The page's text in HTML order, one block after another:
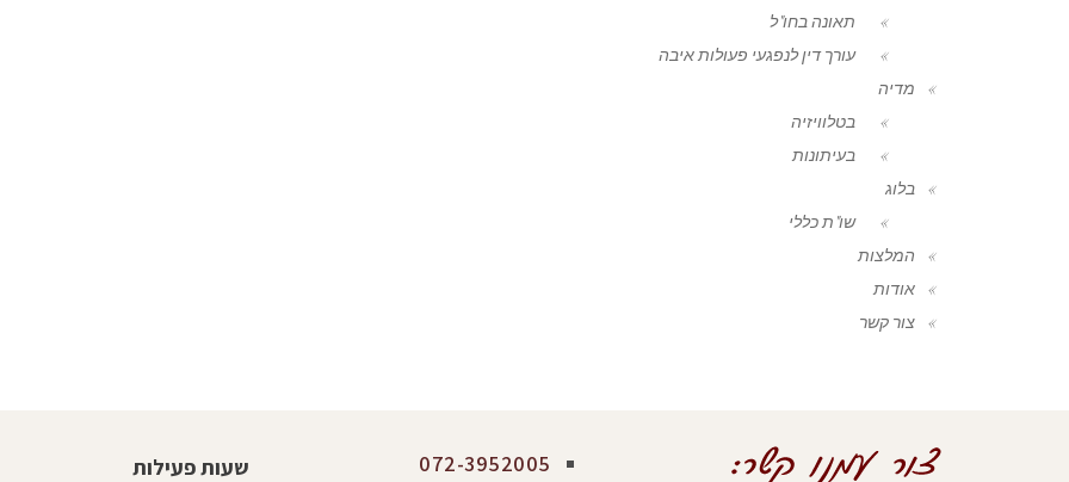
תאונה בחו"ל
עורך דין לנפגעי פעולות איבה
מדיה
בטלוויזיה
בעיתונות
בלוג
שו"ת כללי
המלצות
אודות
צור קשר
072-3952005
שעות פעילות